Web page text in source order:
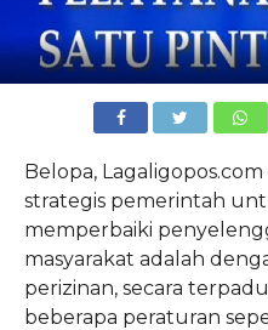
Belopa,
strategis pemerintah
memperbaiki
masyarakat adalah
perizinan, secara
beberapa peraturan